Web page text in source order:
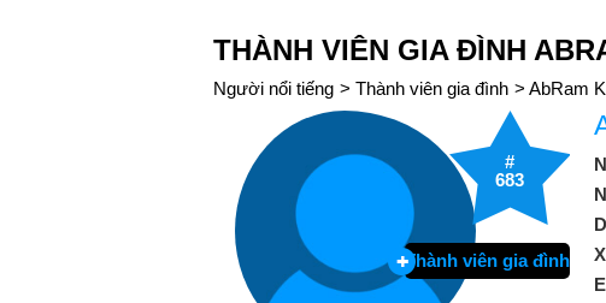
THÀNH VIÊN GIA ĐÌNH
Người nổi tiếng > Thành viên gia đình > AbRam
#
683
Thành viên gia đình